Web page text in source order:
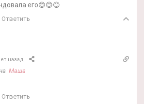
его😊😊😊
Ответить
назад
Маша
Ответить